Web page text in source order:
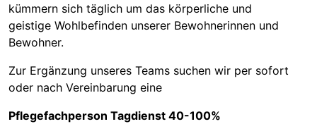
kümmern sich täglich um das körperliche und
geistige Wohlbefinden unserer Bewohnerinnen und
Bewohner.
Zur Ergänzung unseres Teams suchen wir per sofort
oder nach Vereinbarung eine
Pflegefachperson Tagdienst 40-100%